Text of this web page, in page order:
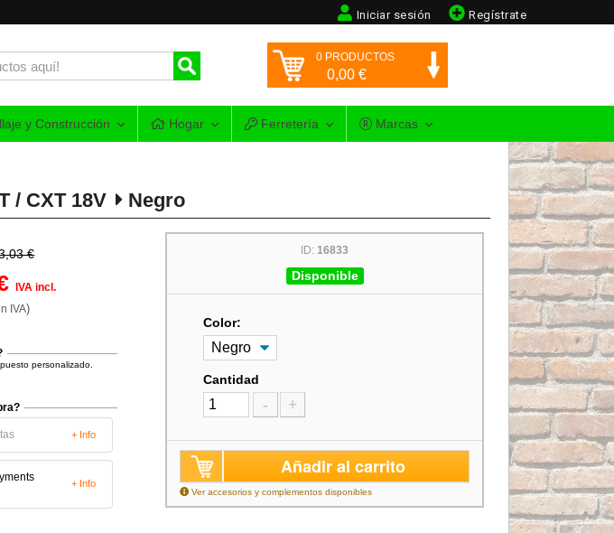
Regístrate
Iniciar sesión
0 PRODUCTOS
0,00 €
y Construcción Hogar Ferretería Marcas
/ CXT 18V Negro
€
IVA incl.
IVA)
personalizado.
+ Info
+ Info
ID:16833
Disponible
Color:
Cantidad
- +
Añadir al carrito
Ver accesorios y complementos disponibles